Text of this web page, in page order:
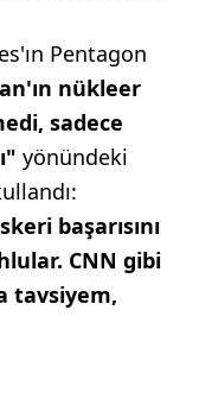
Pentagon
nükleer
sadece
yönündeki
başarısını
CNN gibi
tavsiyem,